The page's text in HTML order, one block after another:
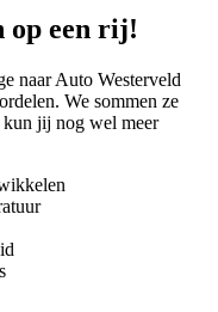
op een rij!
naar Auto Westerveld
We sommen ze
kun jij nog wel meer